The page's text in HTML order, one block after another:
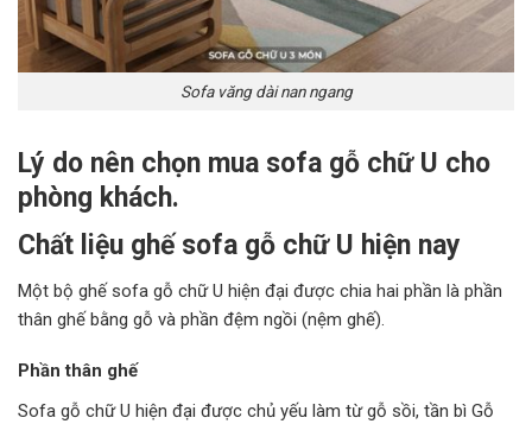
Sofa văng dài nan ngang
Lý do nên chọn mua sofa gỗ chữ U cho
phòng khách.
Chất liệu ghế sofa gỗ chữ U hiện nay
Một bộ ghế sofa gỗ chữ U hiện đại được chia hai phần là phần
thân ghế bằng gỗ và phần đệm ngồi (nệm ghế).
Phần thân ghế
Sofa gỗ chữ U hiện đại được chủ yếu làm từ gỗ sồi, tần bì Gỗ